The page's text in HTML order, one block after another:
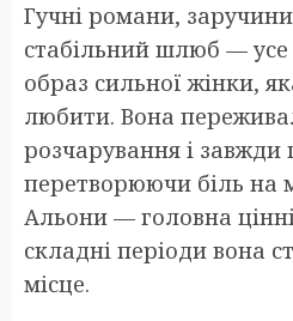
Гучні романи,
стабільний шлюб —
образ сильної жінки,
любити. Вона
розчарування і завжди
перетворюючи біль на
Альони — головна
складні періоди вона
місце.